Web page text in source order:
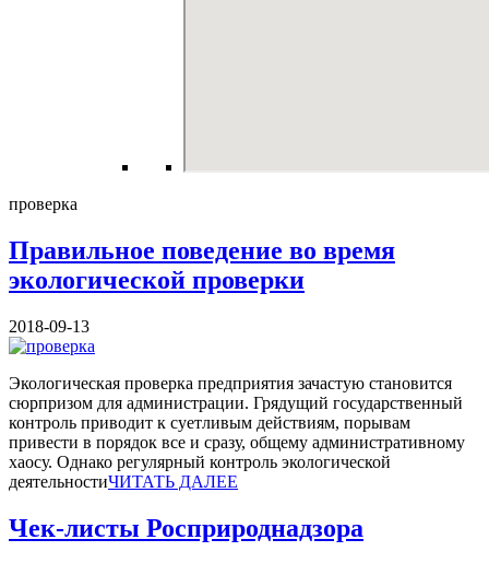
проверка
Правильное поведение во время
экологической проверки
2018-09-13
Экологическая проверка предприятия зачастую становится
сюрпризом для администрации. Грядущий государственный
контроль приводит к суетливым действиям, порывам
привести в порядок все и сразу, общему административному
хаосу. Однако регулярный контроль экологической
деятельностиЧИТАТЬ ДАЛЕЕ
Чек-листы Росприроднадзора